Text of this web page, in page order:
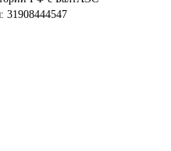
31908444547